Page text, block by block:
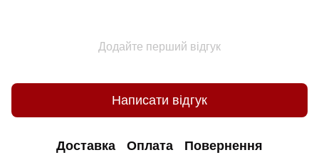
Додайте перший відгук
Написати відгук
Доставка Оплата Повернення